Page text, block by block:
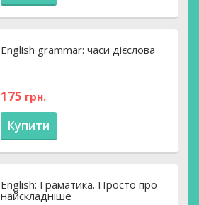
English grammar: часи дієслова
175 грн.
Купити
English: Граматика. Просто про
найскладніше